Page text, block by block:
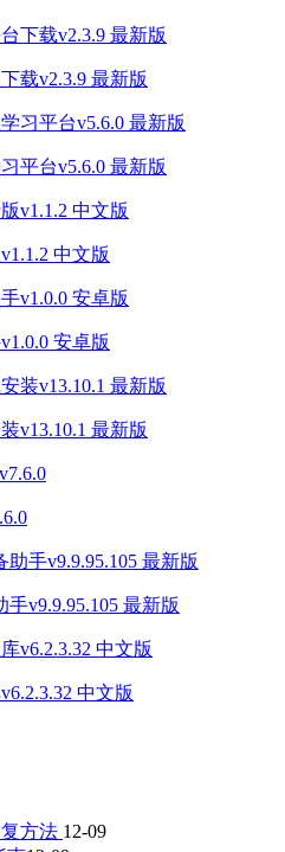
载v2.3.9 最新版
平台v5.6.0 最新版
中文版
安卓版
v13.10.1 最新版
v9.9.95.105 最新版
中文版
方法 12-09